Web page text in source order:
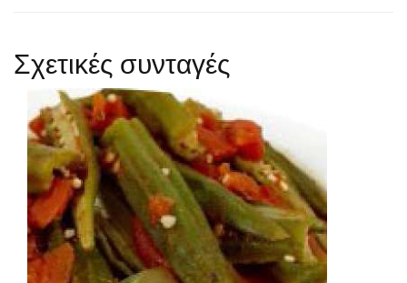
Σχετικές συνταγές